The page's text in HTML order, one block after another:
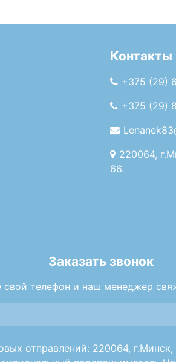
Контакты
+375 (29)
+375 (29)
220064,
66.
Заказать звонок
свой телефон и наш менеджер
отправлений: 220064,